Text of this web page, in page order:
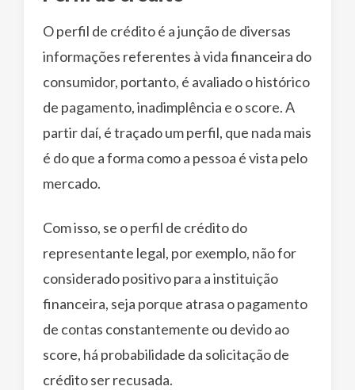
O perfil de crédito é a junção de diversas
informações referentes à vida financeira do
consumidor, portanto, é avaliado o histórico
de pagamento, inadimplência e o score. A
partir daí, é traçado um perfil, que nada mais
é do que a forma como a pessoa é vista pelo
mercado.
Com isso, se o perfil de crédito do
representante legal, por exemplo, não for
considerado positivo para a instituição
financeira, seja porque atrasa o pagamento
de contas constantemente ou devido ao
score, há probabilidade da solicitação de
crédito ser recusada.